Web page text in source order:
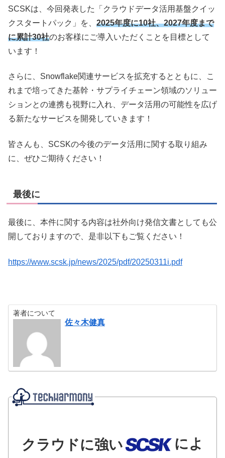
SCSKは、今回発表した「クラウドデータ活用基盤クイッ
クスタートパック」を、 2025年度に10社、2027年度まで
に累計30社のお客様にご導入いただくことを目標として
います！
さらに、Snowflake関連サービスを拡充するとともに、こ
れまで培ってきた基幹・サプライチェーン領域のソリュー
ションとの連携も視野に入れ、データ活用の可能性を広げ
る新たなサービスを開発していきます！
皆さんも、SCSKの今後のデータ活用に関する取り組み
に、ぜひご期待ください！
最後に
最後に、本件に関する内容は社外向け発信文書としても公
開しておりますので、是非以下もご覧ください！
https://www.scsk.jp/news/2025/pdf/20250311i.pdf
著者について
佐々木健真
クラウドに強い
によ